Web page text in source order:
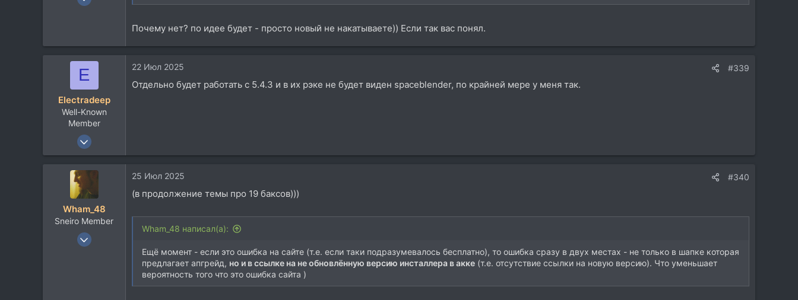
42
Почему нет? по идее будет - просто новый не накатываете)) Если так вас понял.
E
Electradeep
Well-Known
Member
8 Май 2015
22 Июл 2025 #339
Отдельно будет работать с 5.4.3 и в их рэке не будет виден spaceblender, по крайней мере у меня так.
Wham_48
Sneiro Member
15 Дек 2006
25 Июл 2025 #340
(в продолжение темы про 19 баксов)))
Wham_48 написал(а):
Ещё момент - если это ошибка на сайте (т.е. если таки подразумевалось бесплатно), то ошибка сразу в двух местах - не только в шапке которая
предлагает апгрейд, но и в ссылке на не обновлённую версию инсталлера в акке (т.е. отсутствие ссылки на новую версию). Что уменьшает
вероятность того что это ошибка сайта )